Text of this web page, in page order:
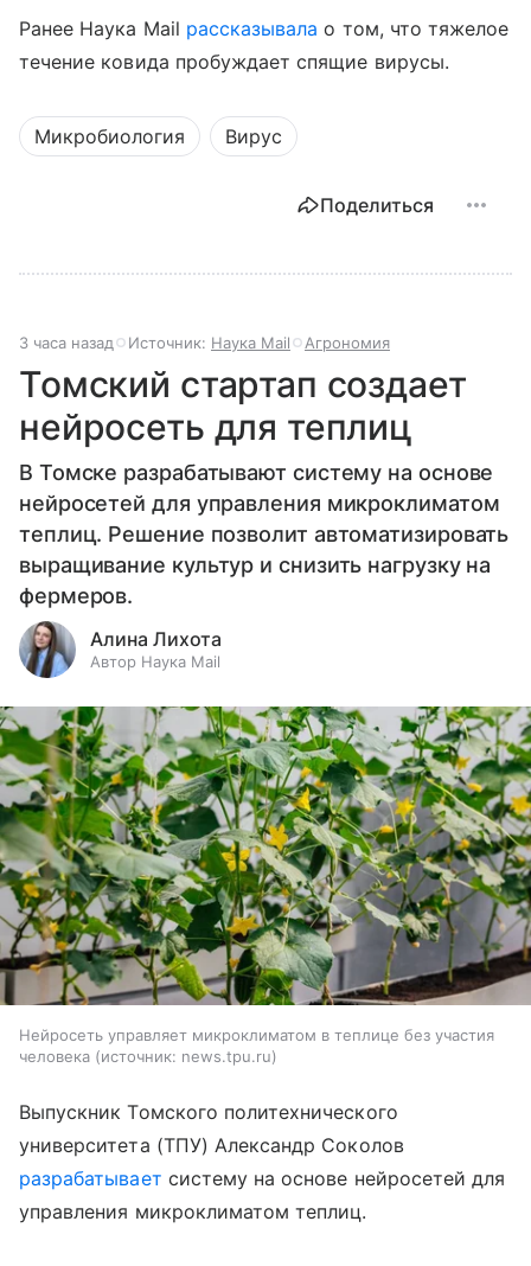
Ранее Наука Mail рассказывала о том, что тяжелое
течение ковида пробуждает спящие вирусы.
Микробиология Вирус
Поделиться
3 часа назад Источник: Наука Mail Агрономия
Томский стартап создает
нейросеть для теплиц
В Томске разрабатывают систему на основе
нейросетей для управления микроклиматом
теплиц. Решение позволит автоматизировать
выращивание культур и снизить нагрузку на
фермеров.
Алина Лихота
Автор Наука Mail
Нейросеть управляет микроклиматом в теплице без участия
человека
источник: news.tpu.ru
Выпускник Томского политехнического
университета (ТПУ) Александр Соколов
разрабатывает систему на основе нейросетей для
управления микроклиматом теплиц.